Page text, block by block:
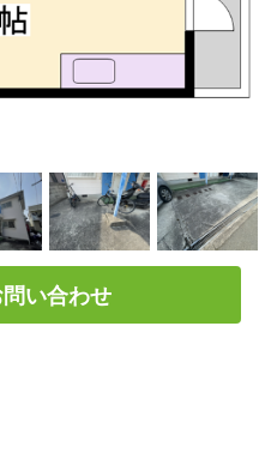
い合わせ